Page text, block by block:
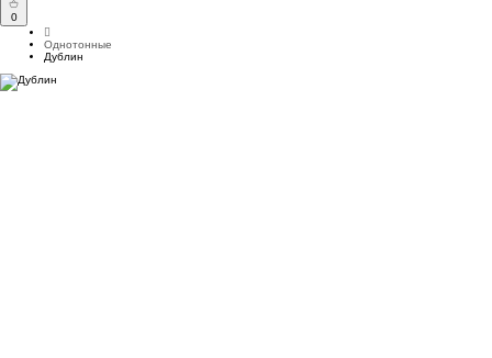
0
Однотонные
Дублин